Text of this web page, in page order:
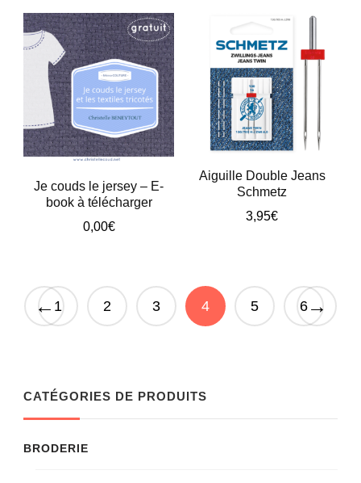
Je couds le jersey – E-
book à télécharger
0,00€
Aiguille Double Jeans
Schmetz
3,95€
← 1 2 3 4 5 6→
CATÉGORIES DE PRODUITS
BRODERIE